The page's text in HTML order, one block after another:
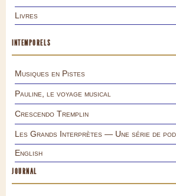
Livres
INTEMPORELS
Musiques en Pistes
Pauline, le voyage musical
Crescendo Tremplin
Les Grands Interprètes — Une série de
English
JOURNAL